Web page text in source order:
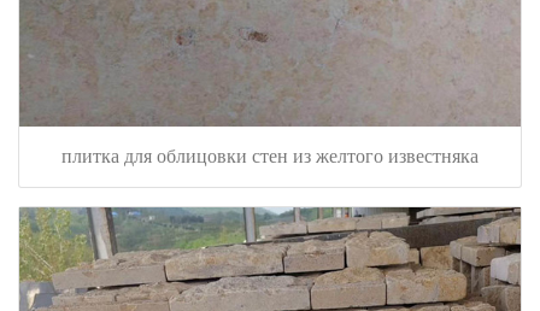
плитка для облицовки стен из желтого известняка